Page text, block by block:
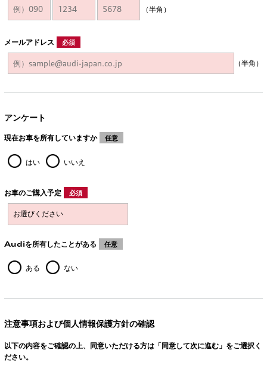
（半角）
メールアドレス 必須
（半角）
アンケート
現在お車を所有していますか 任意
はい いいえ
お車のご購入予定 必須
Audiを所有したことがある 任意
ある ない
注意事項および個人情報保護方針の確認
以下の内容をご確認の上、同意いただける方は「同意して次に進む」をご選択く
ださい。